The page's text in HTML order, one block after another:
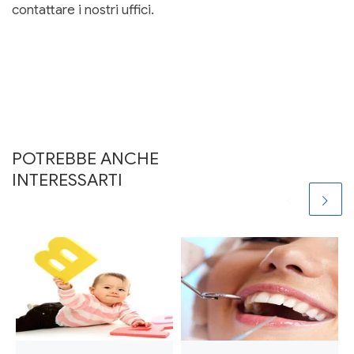
contattare i nostri uffici.
POTREBBE ANCHE
INTERESSARTI